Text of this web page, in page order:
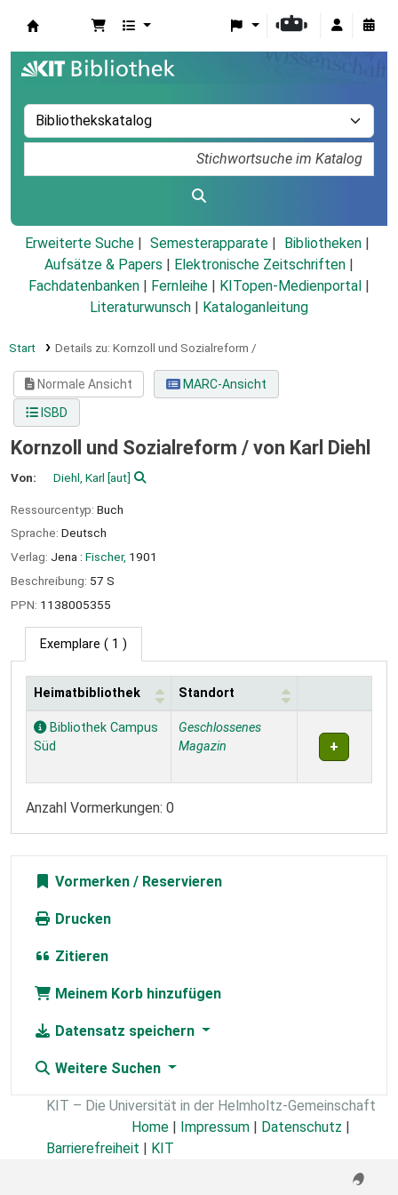
Erweiterte Suche Semesterapparate
Bibliotheken
Aufsätze & Papers
Elektronische Zeitschriften
Fachdatenbanken
Fernleihe KITopen-Medienportal
Literaturwunsch
Kataloganleitung
Start Details zu: Kornzoll und Sozialreform /
Normale Ansicht
MARC-Ansicht
ISBD
Kornzoll und Sozialreform / von Karl Diehl
Von: Diehl, Karl [aut]
Ressourcentyp: Buch
Sprache: Deutsch
Verlag: Jena : Fischer, 1901
Beschreibung: 57 S
PPN: 1138005355
Exemplare ( 1 )
Exemplare
Heimatbibliothek Standort
Bibliothek Campus
Süd
Geschlossenes
Magazin
Anzahl Vormerkungen: 0
Vormerken
Drucken
Zitieren
Meinem Korb hinzufügen
Datensatz speichern
Weitere Suchen
KIT – Die Universität in der Helmholtz-Gemeinschaft
Home | Impressum | Datenschutz |
Barrierefreiheit | KIT